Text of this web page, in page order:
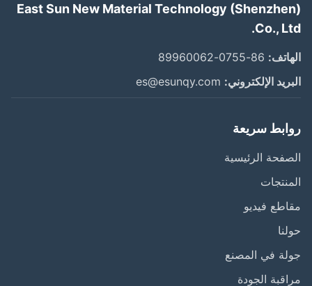
East Sun New Material Technology
Co.,
86-0755-89960062
الإلكتروني: es@esunqy.com
سريعة
الرئيسية
فيديو
في المصنع
الجودة